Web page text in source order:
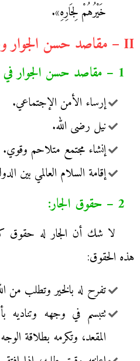
خَيْرُهُمْ لِجَارِهِ».
II – مقاصد حسن الجوار وحقوق الجار ومنغصاته:
1 – مقاصد حسن الجوار في الإسلام:
إرساء الأمن الإجتماعي.
نيل رضى الله.
إنشاء مجتمع متلاحم وقوي.
إقامة السلام العالمي بين
2 – حقوق الجار:
لا شك أن الجار له حقوق
هذه الحقوق:
تفرح له بالخير وتطلب من
تتبسم في وجهه وتناديه
المقعد، وتكرمه بطلاقة